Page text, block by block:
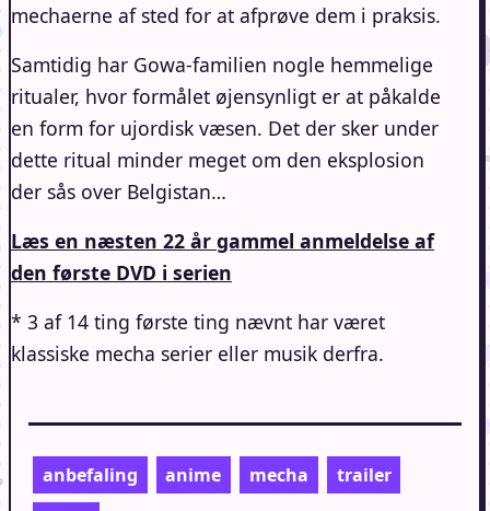
mechaerne af sted for at afprøve dem i praksis.
Samtidig har Gowa-familien nogle hemmelige
ritualer, hvor formålet øjensynligt er at påkalde
en form for ujordisk væsen. Det der sker under
dette ritual minder meget om den eksplosion
der sås over Belgistan…
Læs en næsten 22 år gammel anmeldelse af
den første DVD i serien
* 3 af 14 ting første ting nævnt har været
klassiske mecha serier eller musik derfra.
anbefaling anime mecha
trailer